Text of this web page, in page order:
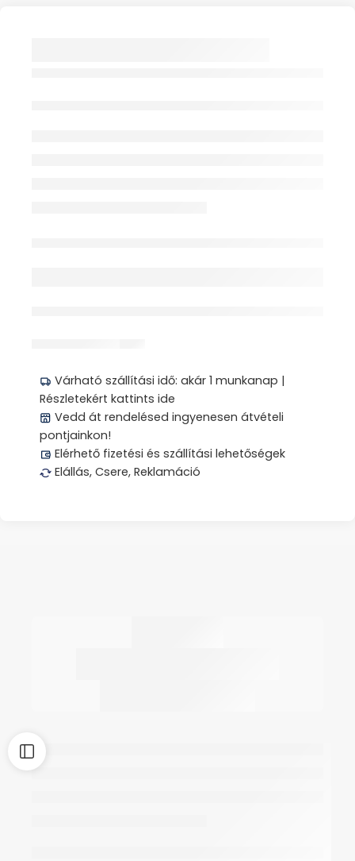
Várható szállítási idő: akár 1 munkanap |
Részletekért kattints ide
Vedd át rendelésed ingyenesen átvételi
pontjainkon!
Elérhető fizetési és szállítási lehetőségek
Elállás, Csere, Reklamáció